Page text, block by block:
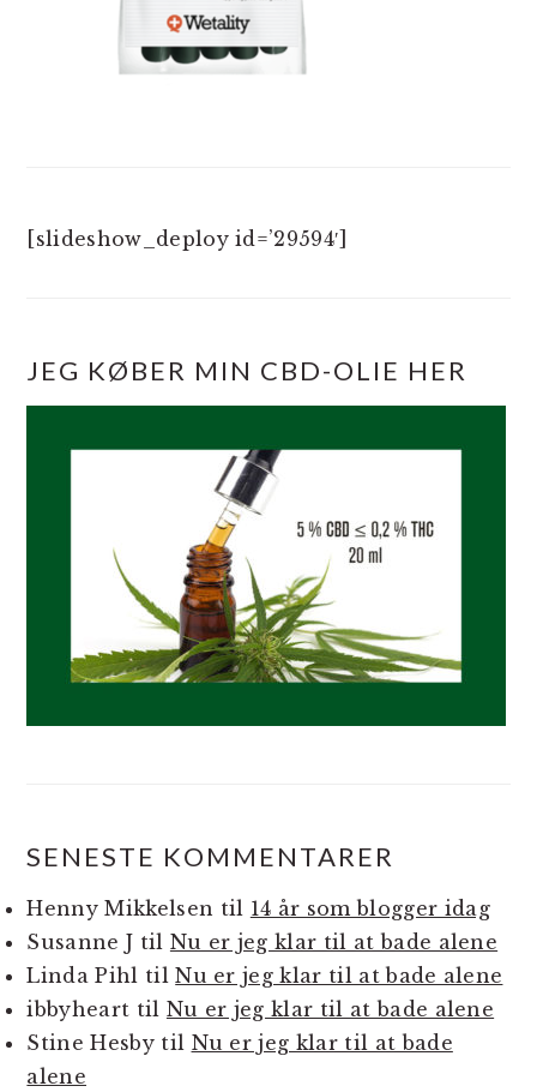
[slideshow_deploy id=’29594′]
JEG KØBER MIN CBD-OLIE HER
SENESTE KOMMENTARER
Henny Mikkelsen til 14 år som blogger idag
Susanne J til Nu er jeg klar til at bade alene
Linda Pihl tilNu er jeg klar til at bade alene
ibbyheart til Nu er jeg klar til at bade alene
Stine Hesbytil Nu er jeg klar til at bade
alene